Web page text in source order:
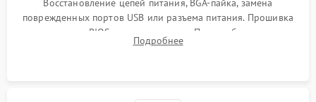
поврежденных портов USB или разъема питания. Прошивка
микросхемы BIOS программатором. При необходимости
установка нового накопителя, оперативной памяти или
Подробнее